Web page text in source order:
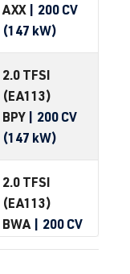
AXX | 200 CV
(147 kW)
2.0 TFSI
(EA113)
BPY | 200 CV
(147 kW)
2.0 TFSI
(EA113)
BWA | 200 CV